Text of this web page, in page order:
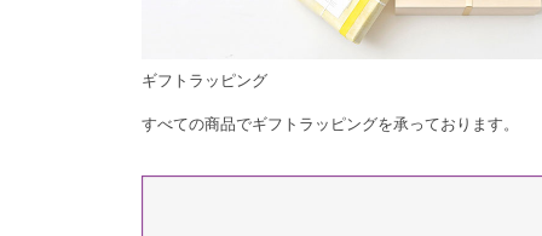
ギフトラッピング
すべての商品でギフトラッピングを承っております。